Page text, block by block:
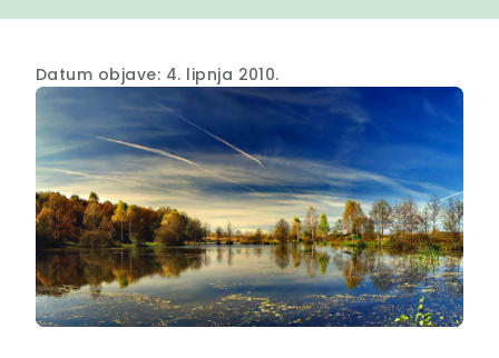
Datum objave: 4. lipnja 2010.